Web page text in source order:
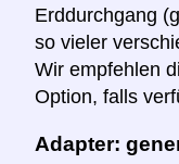
Erddurchgang
so vieler
Wir empfehlen
Option, falls
Adapter: